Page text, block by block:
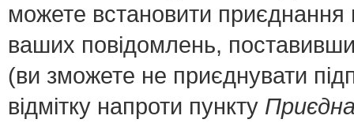
можете встановити приєднання
ваших повідомлень, поставивши
(ви зможете не приєднувати
відмітку напроти пункту